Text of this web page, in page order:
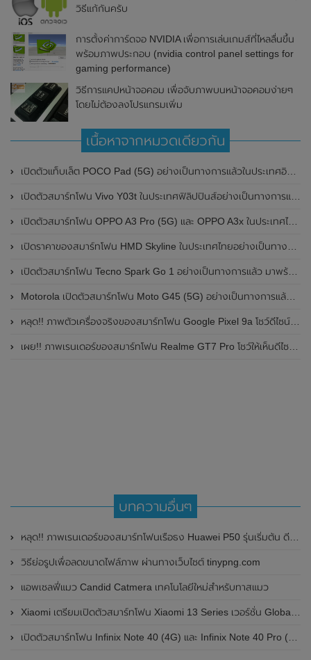
วิธีแก้กันครับ
การตั้งค่าการ์ดจอ NVIDIA เพื่อการเล่นเกมส์ที่ไหลลื่นขึ้น
พร้อมภาพประกอบ (nvidia control panel settings for
gaming performance)
วิธีการแคปหน้าจอคอม เพื่อจับภาพบนหน้าจอคอมง่ายๆ
โดยไม่ต้องลงโปรแกรมเพิ่ม
เนื้อหาจากหมวดเดียวกัน
เปิดตัวแท็บเล็ต POCO Pad (5G) อย่างเป็นทางการแล้วในประเทศอินเดีย มาพร้อมชิปเซ็ต Snapdragon 7s Gen 2 ของ Qualcomm และรองรับเครือข่าย 5G
เปิดตัวสมาร์ทโฟน Vivo Y03t ในประเทศฟิลิปปินส์อย่างเป็นทางการแล้ว มาพร้อมชิปเซ็ต Unisoc T612 , กล้องหลัง ความละเอียด 13MP , แบตเตอรี่ 5,000mAh และหน้าจอแสดงผล LCD / 90Hz
เปิดตัวสมาร์ทโฟน OPPO A3 Pro (5G) และ OPPO A3x ในประเทศไทยอย่างเป็นทางการแล้ว ในราคาเริ่มต้นเพียง 3,999 บาท
เปิดราคาของสมาร์ทโฟน HMD Skyline ในประเทศไทยอย่างเป็นทางการแล้ว ราคา 14,990 บาท
เปิดตัวสมาร์ทโฟน Tecno Spark Go 1 อย่างเป็นทางการแล้ว มาพร้อมหน้าจอแสดงผล LCD / 120Hz , แบตเตอรี่ 5,000mAh และใช้ชิปเซ็ต Unisoc
Motorola เปิดตัวสมาร์ทโฟน Moto G45 (5G) อย่างเป็นทางการแล้วในอินเดีย
หลุด!! ภาพตัวเครื่องจริงของสมาร์ทโฟน Google Pixel 9a โชว์ดีไซน์ใหม่ กล้องหลังแบนราบ ไม่มีกรอบของกล้องแล้ว
เผย!! ภาพเรนเดอร์ของสมาร์ทโฟน Realme GT7 Pro โชว์ให้เห็นดีไซน์ใหม่ พร้อมเผยรายละเอียดสเปกที่สำคัญบางส่วน
บทความอื่นๆ
หลุด!! ภาพเรนเดอร์ของสมาร์ทโฟนเรือธง Huawei P50 รุ่นเริ่มต้น ดีไซน์ระดับพรีเมี่ยม , จอแบน และกล้องหลังขนาดใหญ่ยักษ์เหมือนรุ่น Pro
วิธีย่อรูปเพื่อลดขนาดไฟล์ภาพ ผ่านทางเว็บไซต์ tinypng.com
แอพเซลฟี่แมว Candid Catmera เทคโนโลยีใหม่สำหรับทาสแมว
Xiaomi เตรียมเปิดตัวสมาร์ทโฟน Xiaomi 13 Series เวอร์ชั่น Global อย่างเป็นทางการทั่วโลกในวันที่ 26 กุมภาพันธ์ 2023 นี้
เปิดตัวสมาร์ทโฟน Infinix Note 40 (4G) และ Infinix Note 40 Pro (4G) อย่างเป็นทางการแล้ว มาพร้อมหน้าจอแสดงผล AMOLED พร้อมฟีเจอร์ Active Halo